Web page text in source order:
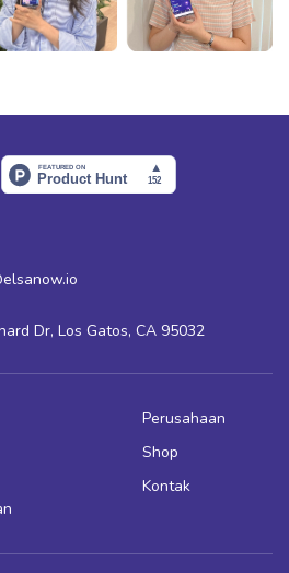
Dr, Los Gatos, CA 95032
Perusahaan
Shop
Kontak